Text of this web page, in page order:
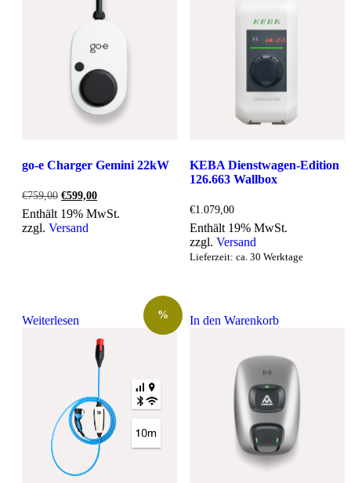
go-e Charger Gemini 22kW
€759,00 Ursprünglicher
Preis
war:
€759,00
€599,00Aktueller
Preis
ist:
Enthält 19% MwSt.
zzgl. Versand
KEBA Dienstwagen-Edition
126.663 Wallbox
€1.079,00
Enthält 19% MwSt.
zzgl.Versand
Lieferzeit: ca. 30 Werktage
Weiterlesen % In den Warenkorb